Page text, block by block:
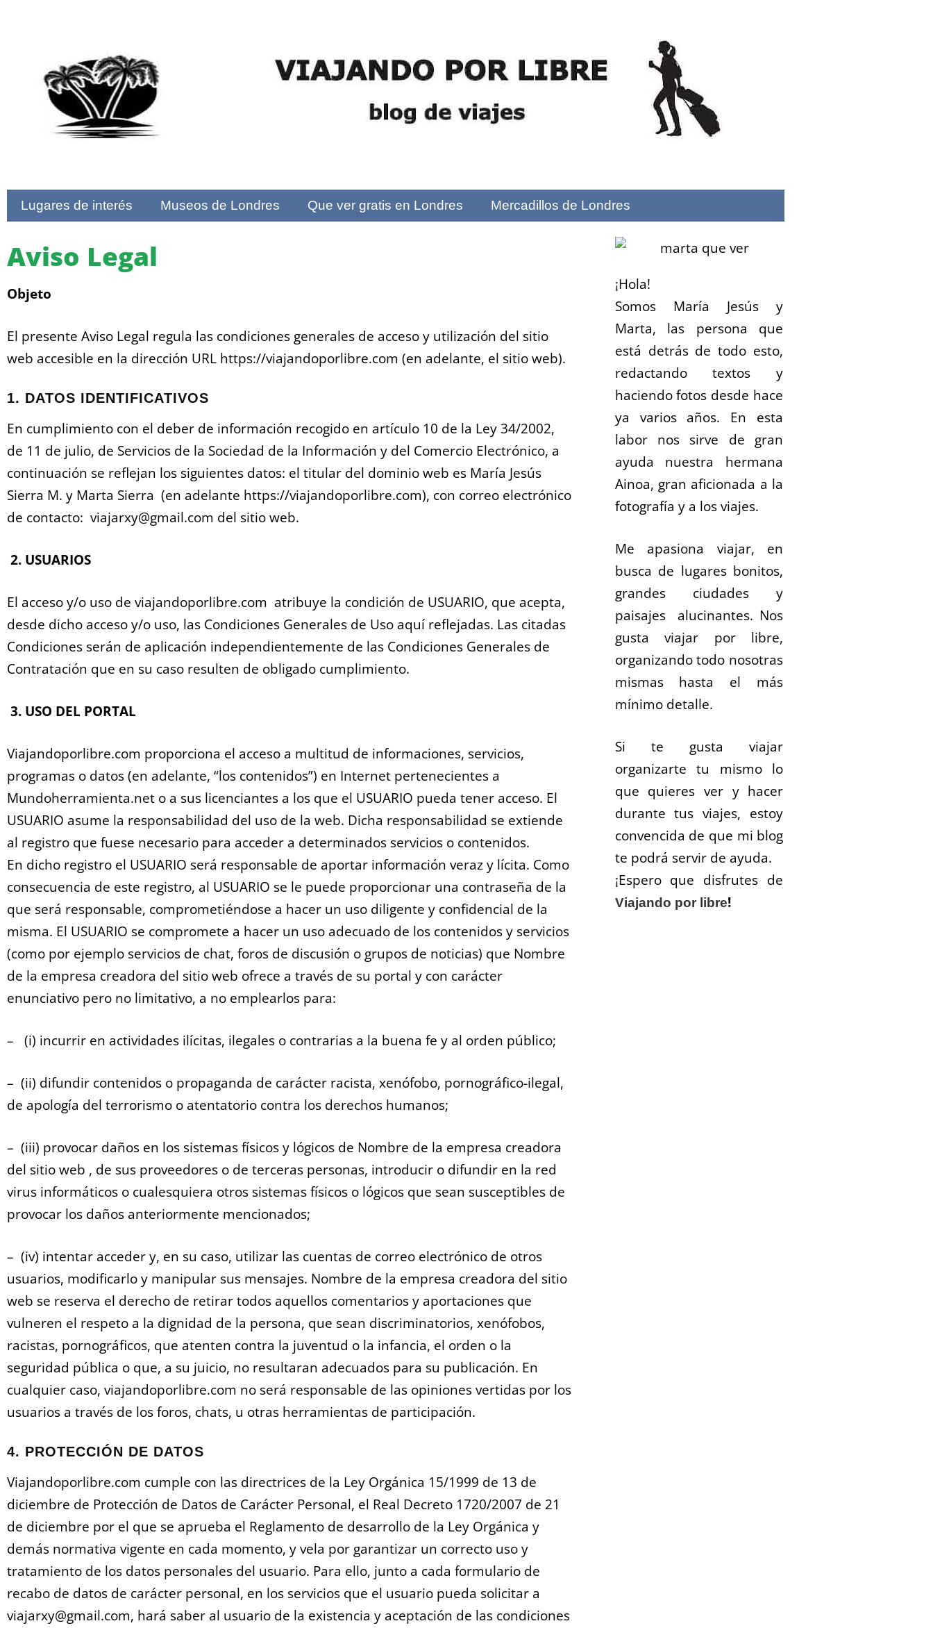
Lugares de interés Museos de Londres Que ver gratis en Londres Mercadillos de Londres
Aviso Legal
Objeto
El presente Aviso Legal regula las condiciones generales de acceso y utilización del sitio
web accesible en la dirección URL https://viajandoporlibre.com (en adelante, el sitio web).
1. DATOS IDENTIFICATIVOS
En cumplimiento con el deber de información recogido en artículo 10 de la Ley 34/2002,
de 11 de julio, de Servicios de la Sociedad de la Información y del Comercio Electrónico, a
continuación se reflejan los siguientes datos: el titular del dominio web es María Jesús
Sierra M. y Marta Sierra (en adelante https://viajandoporlibre.com), con correo electrónico
de contacto: viajarxy@gmail.com del sitio web.
2. USUARIOS
El acceso y/o uso de viajandoporlibre.com atribuye la condición de USUARIO, que acepta,
desde dicho acceso y/o uso, las Condiciones Generales de Uso aquí reflejadas. Las citadas
Condiciones serán de aplicación independientemente de las Condiciones Generales de
Contratación que en su caso resulten de obligado cumplimiento.
3. USO DEL PORTAL
Viajandoporlibre.com proporciona el acceso a multitud de informaciones, servicios,
programas o datos (en adelante, “los contenidos”) en Internet pertenecientes a
Mundoherramienta.net o a sus licenciantes a los que el USUARIO pueda tener acceso. El
USUARIO asume la responsabilidad del uso de la web. Dicha responsabilidad se extiende
al registro que fuese necesario para acceder a determinados servicios o contenidos.
En dicho registro el USUARIO será responsable de aportar información veraz y lícita. Como
consecuencia de este registro, al USUARIO se le puede proporcionar una contraseña de la
que será responsable, comprometiéndose a hacer un uso diligente y confidencial de la
misma. El USUARIO se compromete a hacer un uso adecuado de los contenidos y servicios
(como por ejemplo servicios de chat, foros de discusión o grupos de noticias) que Nombre
de la empresa creadora del sitio web ofrece a través de su portal y con carácter
enunciativo pero no limitativo, a no emplearlos para:
– (i) incurrir en actividades ilícitas, ilegales o contrarias a la buena fe y al orden público;
– (ii) difundir contenidos o propaganda de carácter racista, xenófobo, pornográfico-ilegal,
de apología del terrorismo o atentatorio contra los derechos humanos;
– (iii) provocar daños en los sistemas físicos y lógicos de Nombre de la empresa creadora
del sitio web , de sus proveedores o de terceras personas, introducir o difundir en la red
virus informáticos o cualesquiera otros sistemas físicos o lógicos que sean susceptibles de
provocar los daños anteriormente mencionados;
– (iv) intentar acceder y, en su caso, utilizar las cuentas de correo electrónico de otros
usuarios, modificarlo y manipular sus mensajes. Nombre de la empresa creadora del sitio
web se reserva el derecho de retirar todos aquellos comentarios y aportaciones que
vulneren el respeto a la dignidad de la persona, que sean discriminatorios, xenófobos,
racistas, pornográficos, que atenten contra la juventud o la infancia, el orden o la
seguridad pública o que, a su juicio, no resultaran adecuados para su publicación. En
cualquier caso, viajandoporlibre.com no será responsable de las opiniones vertidas por los
usuarios a través de los foros, chats, u otras herramientas de participación.
4. PROTECCIÓN DE DATOS
Viajandoporlibre.com cumple con las directrices de la Ley Orgánica 15/1999 de 13 de
diciembre de Protección de Datos de Carácter Personal, el Real Decreto 1720/2007 de 21
de diciembre por el que se aprueba el Reglamento de desarrollo de la Ley Orgánica y
demás normativa vigente en cada momento, y vela por garantizar un correcto uso y
tratamiento de los datos personales del usuario. Para ello, junto a cada formulario de
recabo de datos de carácter personal, en los servicios que el usuario pueda solicitar a
viajarxy@gmail.com, hará saber al usuario de la existencia y aceptación de las condiciones
¡Hola!
Somos María Jesús y
Marta, las persona que
está detrás de todo esto,
redactando textos y
haciendo fotos desde hace
ya varios años. En esta
labor nos sirve de gran
ayuda nuestra hermana
Ainoa, gran aficionada a la
fotografía y a los viajes.
Me apasiona viajar, en
busca de lugares bonitos,
grandes ciudades y
paisajes alucinantes. Nos
gusta viajar por libre,
organizando todo nosotras
mismas hasta el más
mínimo detalle.
Si te gusta viajar
organizarte tu mismo lo
que quieres ver y hacer
durante tus viajes, estoy
convencida de que mi blog
te podrá servir de ayuda.
¡Espero que disfrutes de
Viajando por libre!